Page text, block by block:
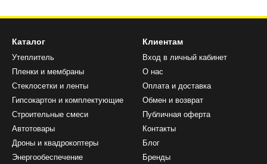
Каталог
Утеплитель
Пленки и мембраны
Стеклосетки и ленты
Гипсокартон и комплектующие
Строительные смеси
Автотовары
Дроны и квадрокоптеры
Энергообеспечение
Клиентам
Вход в личный кабинет
О нас
Оплата и доставка
Обмен и возврат
Публичная оферта
Контакты
Блог
Бренды